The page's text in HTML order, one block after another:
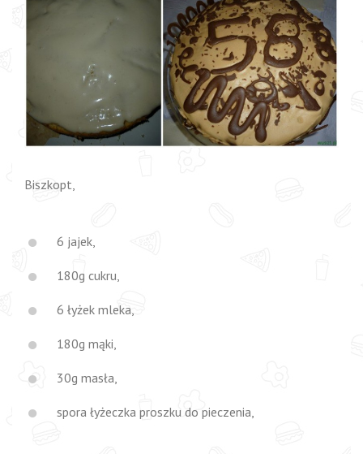
Biszkopt,
6 jajek,
180g cukru,
6 łyżek mleka,
180g mąki,
30g masła,
spora łyżeczka proszku do pieczenia,